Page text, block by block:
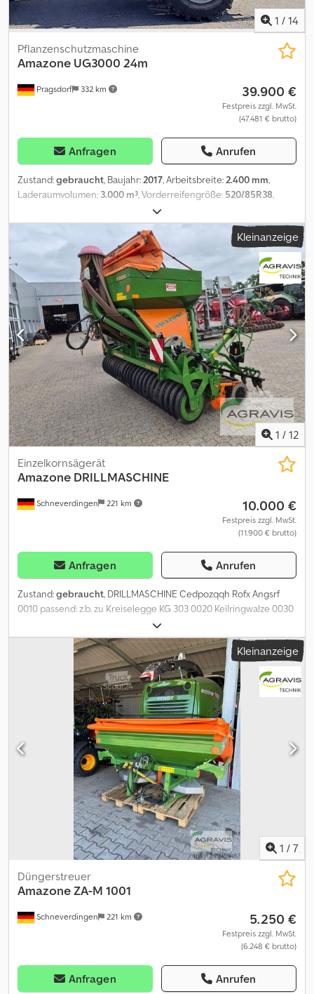
1 / 14
Pragsdorf 332 km
Pflanzenschutzmaschine
Amazone UG3000 24m
39.900 €
Festpreis zzgl. MwSt.
(47.481 € brutto)
Anfragen Anrufen
Zustand:gebraucht, Baujahr:2017, Arbeitsbreite:2.400 mm,
Laderaumvolumen: 3.000 m³, Vorderreifengröße: 520/85R38,
, Bereifung (v):520/85R38,
Spurweite:185, Hydraulische Klappung, Teilbreiten (9x)_____7000
ha, Zapfwellenantrieb, 3-fach Düsenträger,Bedienterminal
AMATRON 3, ISOBUS, GPS-EmpfängerBereifung 520/85 R38, Spur
1,85 m, mechanische Deichsellenkung,Lagerort:Kunde Crodpfx
Anozrrbusgof
Kleinanzeige
1 / 12
Schneverdingen 221 km
Einzelkornsägerät
Amazone DRILLMASCHINE
10.000 €
Festpreis zzgl. MwSt.
(11.900 € brutto)
Anfragen Anrufen
Zustand:gebraucht, DRILLMASCHINE Cedpozqqh Rofx Angsrf
0010 passend: z.b. zu Kreiselegge KG 303 0020 Keilringwalze 0030
Pneumatisch 0040 mech. Säwellenantrieb 0050 Podest 0060
Abdeckung 0070 Striegel 0080 Bedienung Amazone
Kleinanzeige
1 / 7
Schneverdingen 221 km
Düngerstreuer
AmazoneZA-M 1001
5.250 €
Festpreis zzgl. MwSt.
(6.248 € brutto)
Anfragen Anrufen